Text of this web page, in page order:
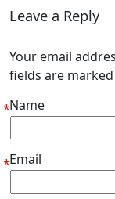
Leave a Reply
Your email
fields are marked
Name
*
Email
*